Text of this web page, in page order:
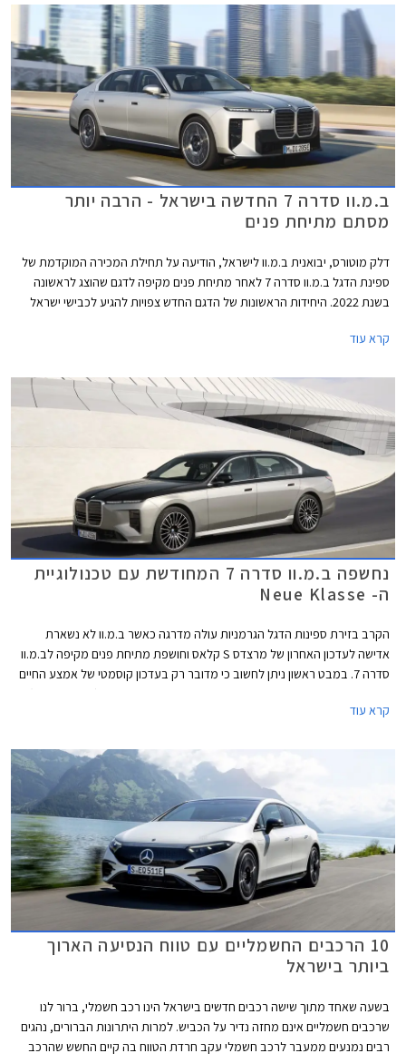
ב.מ.וו סדרה 7 החדשה בישראל - הרבה יותר
מסתם מתיחת פנים
דלק מוטורס, יבואנית ב.מ.וו לישראל, הודיעה על תחילת המכירה המוקדמת של
ספינת הדגל ב.מ.וו סדרה 7 לאחר מתיחת פנים מקיפה לדגם שהוצג לראשונה
בשנת 2022. היחידות הראשונות של הדגם החדש צפויות להגיע לכבישי ישראל
להתחרות במרצדס S קלאס אשר גם היא עודכנה לאחרונה.
קרא עוד
נחשפה ב.מ.וו סדרה 7 המחודשת עם טכנולוגיית
ה- Neue Klasse
הקרב בזירת ספינות הדגל הגרמניות עולה מדרגה כאשר ב.מ.וו לא נשארת
אדישה לעדכון האחרון של מרצדס S קלאס וחושפת מתיחת פנים מקיפה לב.מ.וו
סדרה 7. במבט ראשון ניתן לחשוב כי מדובר רק בעדכון קוסמטי של אמצע החיים
אותה פגשנו בדגמים החשמליים הצעירים של המותג, אם כי שפת העיצוב
קרא עוד
10 הרכבים החשמליים עם טווח הנסיעה הארוך
ביותר בישראל
בשעה שאחד מתוך שישה רכבים חדשים בישראל הינו רכב חשמלי, ברור לנו
שרכבים חשמליים אינם מחזה נדיר על הכביש. למרות היתרונות הברורים, נהגים
רבים נמנעים ממעבר לרכב חשמלי עקב חרדת הטווח בה קיים החשש שהרכב